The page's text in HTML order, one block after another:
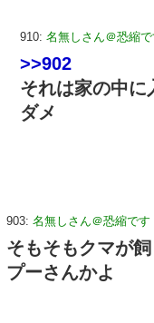
910: 名無しさん＠恐縮で
>>902
それは家の中に
ダメ
903: 名無しさん＠恐縮です
そもそもクマが
プーさんかよ